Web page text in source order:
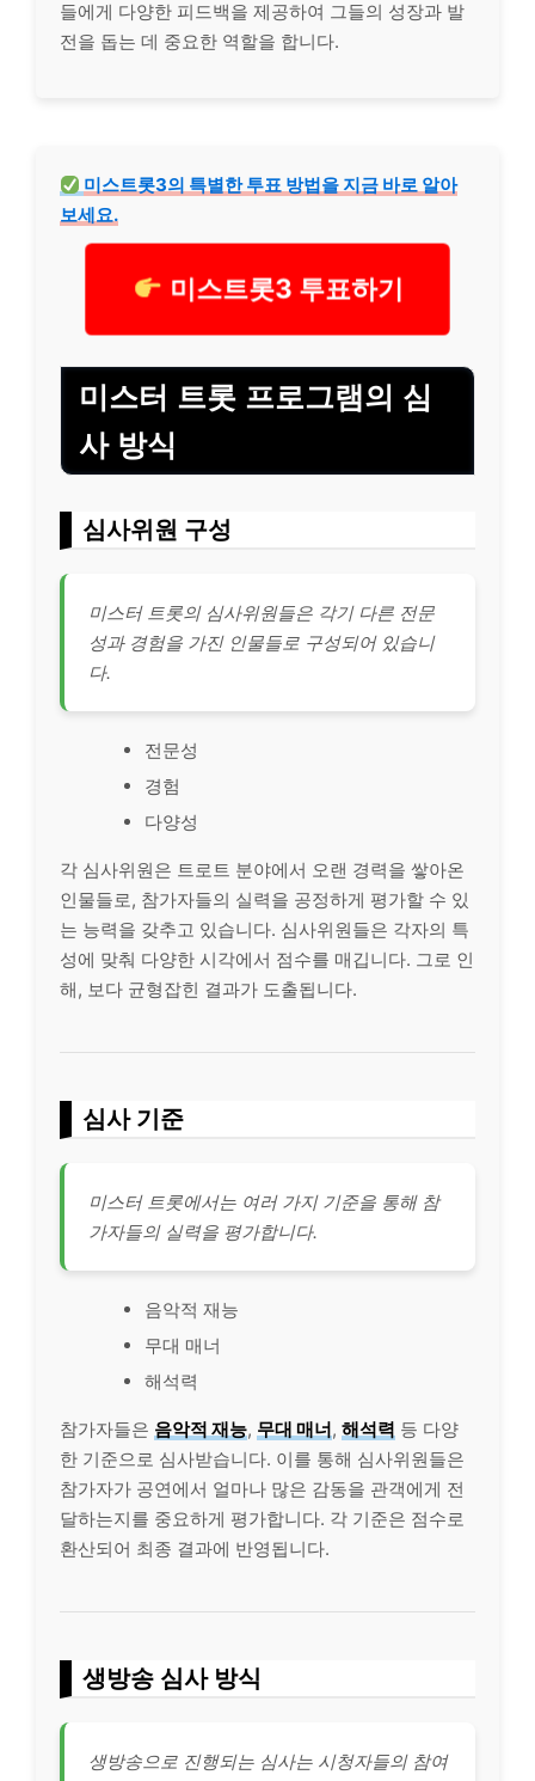
들에게 다양한 피드백을 제공하여 그들의 성장과 발
전을 돕는 데 중요한 역할을 합니다.
미스트롯3의 특별한 투표 방법을 지금 바로 알아
보세요.
미스트롯3 투표하기
미스터 트롯 프로그램의 심
사 방식
심사위원 구성
미스터 트롯의 심사위원들은 각기 다른 전문
성과 경험을 가진 인물들로 구성되어 있습니
다.
전문성
경험
다양성
각 심사위원은 트로트 분야에서 오랜 경력을 쌓아온
인물들로, 참가자들의 실력을 공정하게 평가할 수 있
는 능력을 갖추고 있습니다. 심사위원들은 각자의 특
성에 맞춰 다양한 시각에서 점수를 매깁니다. 그로 인
해, 보다 균형잡힌 결과가 도출됩니다.
심사 기준
미스터 트롯에서는 여러 가지 기준을 통해 참
가자들의 실력을 평가합니다.
음악적 재능
무대 매너
해석력
참가자들은 음악적 재능, 무대 매너, 해석력 등 다양
한 기준으로 심사받습니다. 이를 통해 심사위원들은
참가자가 공연에서 얼마나 많은 감동을 관객에게 전
달하는지를 중요하게 평가합니다. 각 기준은 점수로
환산되어 최종 결과에 반영됩니다.
생방송 심사 방식
생방송으로 진행되는 심사는 시청자들의 참여